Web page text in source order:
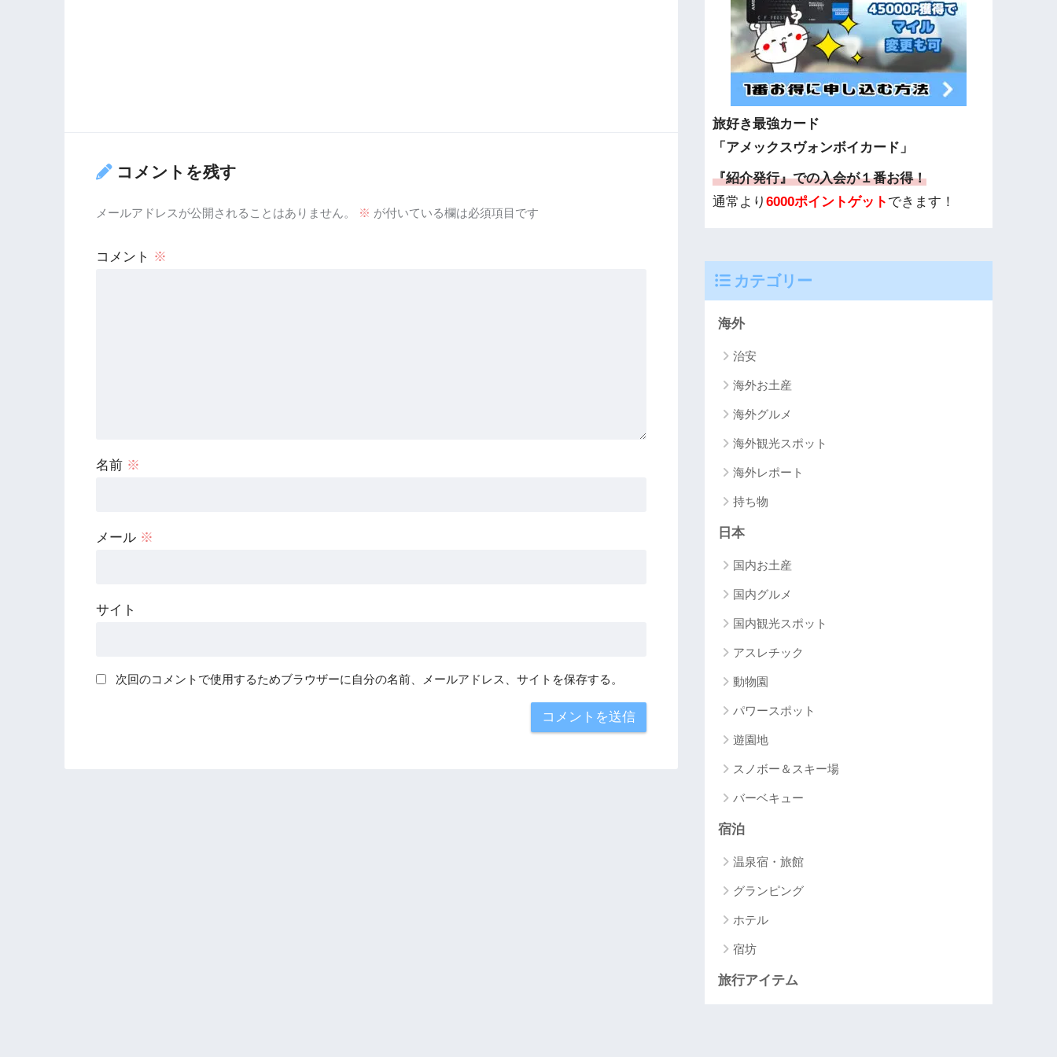
コメントを残す
メールアドレスが公開されることはありません。 ※ が付いている欄は必須項目です
コメント ※
名前 ※
メール ※
サイト
次回のコメントで使用するためブラウザーに自分の名前、メールアドレス、サイトを保存する。
旅好き最強カード
「アメックスヴォンボイカード」
『紹介発行』での入会が１番お得！
通常より6000ポイントゲット できます！
カテゴリー
海外
治安
海外お土産
海外グルメ
海外観光スポット
海外レポート
持ち物
日本
国内お土産
国内グルメ
国内観光スポット
アスレチック
動物園
パワースポット
遊園地
スノボー＆スキー場
バーベキュー
宿泊
温泉宿・旅館
グランピング
ホテル
宿坊
旅行アイテム